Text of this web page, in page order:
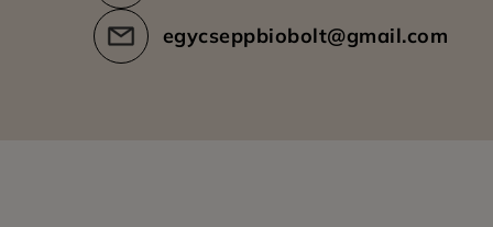
egycseppbiobolt@gmail.com